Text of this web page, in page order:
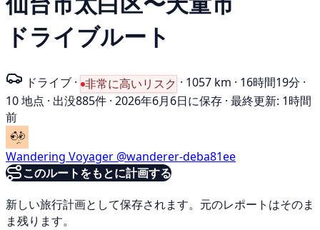
ドライブルート
ドライブ · 非常に高いリスク · 1057 km · 16時間19分 ·
10 地点 · 出没885件 · 2026年6月6日に保存 · 最終更新: 1時間
前
Wandering Voyager @wanderer-deba81ee
このルートをもとに計画する
新しい旅行計画として保存されます。元のレポートはそのま
ま残ります。